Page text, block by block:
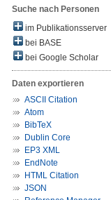
Suche nach Personen
im Publikationsserver
bei BASE
bei Google Scholar
Daten exportieren
ASCII Citation
Atom
BibTeX
Dublin Core
EP3 XML
EndNote
HTML Citation
JSON